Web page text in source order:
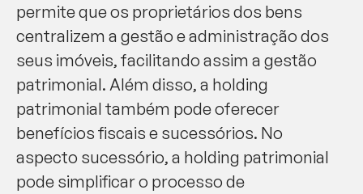
permite que os proprietários dos bens
centralizem a gestão e administração dos
seus imóveis, facilitando assim a gestão
patrimonial. Além disso, a holding
patrimonial também pode oferecer
benefícios fiscais e sucessórios. No
aspecto sucessório, a holding patrimonial
pode simplificar o processo de